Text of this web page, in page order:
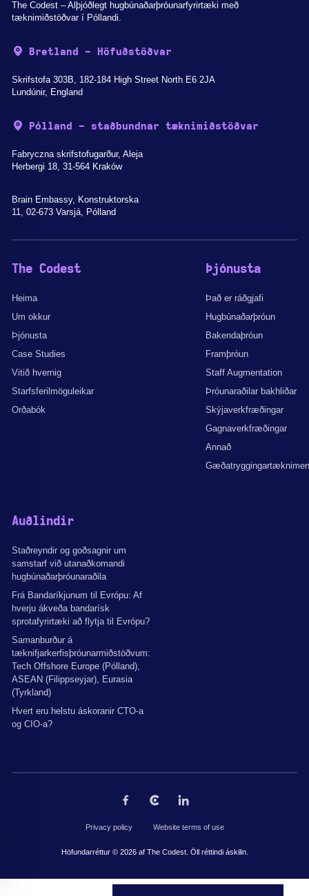
The Codest – Alþjóðlegt hugbúnaðarþróunarfyrirtæki með
tæknimiðstöðvar í Póllandi.
Bretland - Höfuðstöðvar
Skrifstofa 303B, 182-184 High Street North E6 2JA
Lundúnir, England
Pólland - staðbundnar tæknimiðstöðvar
Fabryczna skrifstofugarður, Aleja
Herbergi 18, 31-564 Kraków
Brain Embassy, Konstruktorska
11, 02-673 Varsjá, Pólland
The Codest
Heima
Um okkur
Þjónusta
Case Studies
Vitið hvernig
Starfsferilmöguleikar
Orðabók
Þjónusta
Það er ráðgjafi
Hugbúnaðarþróun
Bakendaþróun
Framþróun
Staff Augmentation
Þróunaraðilar bakhliðar
Skýjaverkfræðingar
Gagnaverkfræðingar
Annað
Auðlindir
Staðreyndir og goðsagnir um
samstarf við utanaðkomandi
hugbúnaðarþróunaraðila
Frá Bandaríkjunum til Evrópu: Af
hverju ákveða bandarísk
sprotafyrirtæki að flytja til Evrópu?
Samanburður á
tæknifjarkerfisþróunarmiðstöðvum:
Tech Offshore Europe (Pólland),
ASEAN (Filippseyjar), Eurasia
(Tyrkland)
Hvert eru helstu áskoranir CTO-a
og CIO-a?
Privacy policy Website terms of use
Höfundarréttur © 2026 af The Codest. Öll réttindi áskilin.